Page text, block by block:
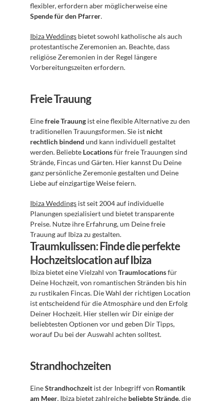
Spende für den Pfarrer.
Ibiza Weddings bietet sowohl katholische als auch
protestantische Zeremonien an. Beachte, dass
religiöse Zeremonien in der Regel längere
Vorbereitungszeiten erfordern.
Freie Trauung
Eine freie Trauung ist eine flexible Alternative zu den
traditionellen Trauungsformen. Sie ist nicht
rechtlich bindend und kann individuell gestaltet
werden. Beliebte Locations für freie Trauungen sind
Strände, Fincas und Gärten. Hier kannst Du Deine
ganz persönliche Zeremonie gestalten und Deine
Liebe auf einzigartige Weise feiern.
Ibiza Weddings ist seit 2004 auf individuelle
Planungen spezialisiert und bietet transparente
Preise. Nutze ihre Erfahrung, um Deine freie
Trauung auf Ibiza zu gestalten.
Traumkulissen: Finde die perfekte
Hochzeitslocation auf Ibiza
Ibiza bietet eine Vielzahl von Traumlocations für
Deine Hochzeit, von romantischen Stränden bis hin
zu rustikalen Fincas. Die Wahl der richtigen Location
ist entscheidend für die Atmosphäre und den Erfolg
Deiner Hochzeit. Hier stellen wir Dir einige der
beliebtesten Optionen vor und geben Dir Tipps,
worauf Du bei der Auswahl achten solltest.
Strandhochzeiten
Eine Strandhochzeit ist der Inbegriff von Romantik
am Meer. Ibiza bietet zahlreiche beliebte Strände, die